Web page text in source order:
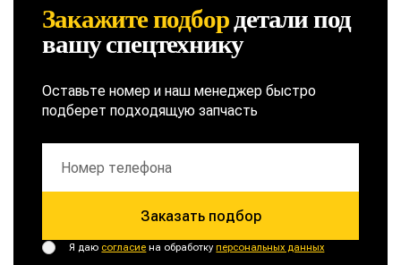
Закажите подбордеталипод
вашу спецтехнику
Оставьте номер и наш менеджер быстро
подберет подходящую запчасть
Заказать подбор
Я даю согласие на обработкуперсональных данных